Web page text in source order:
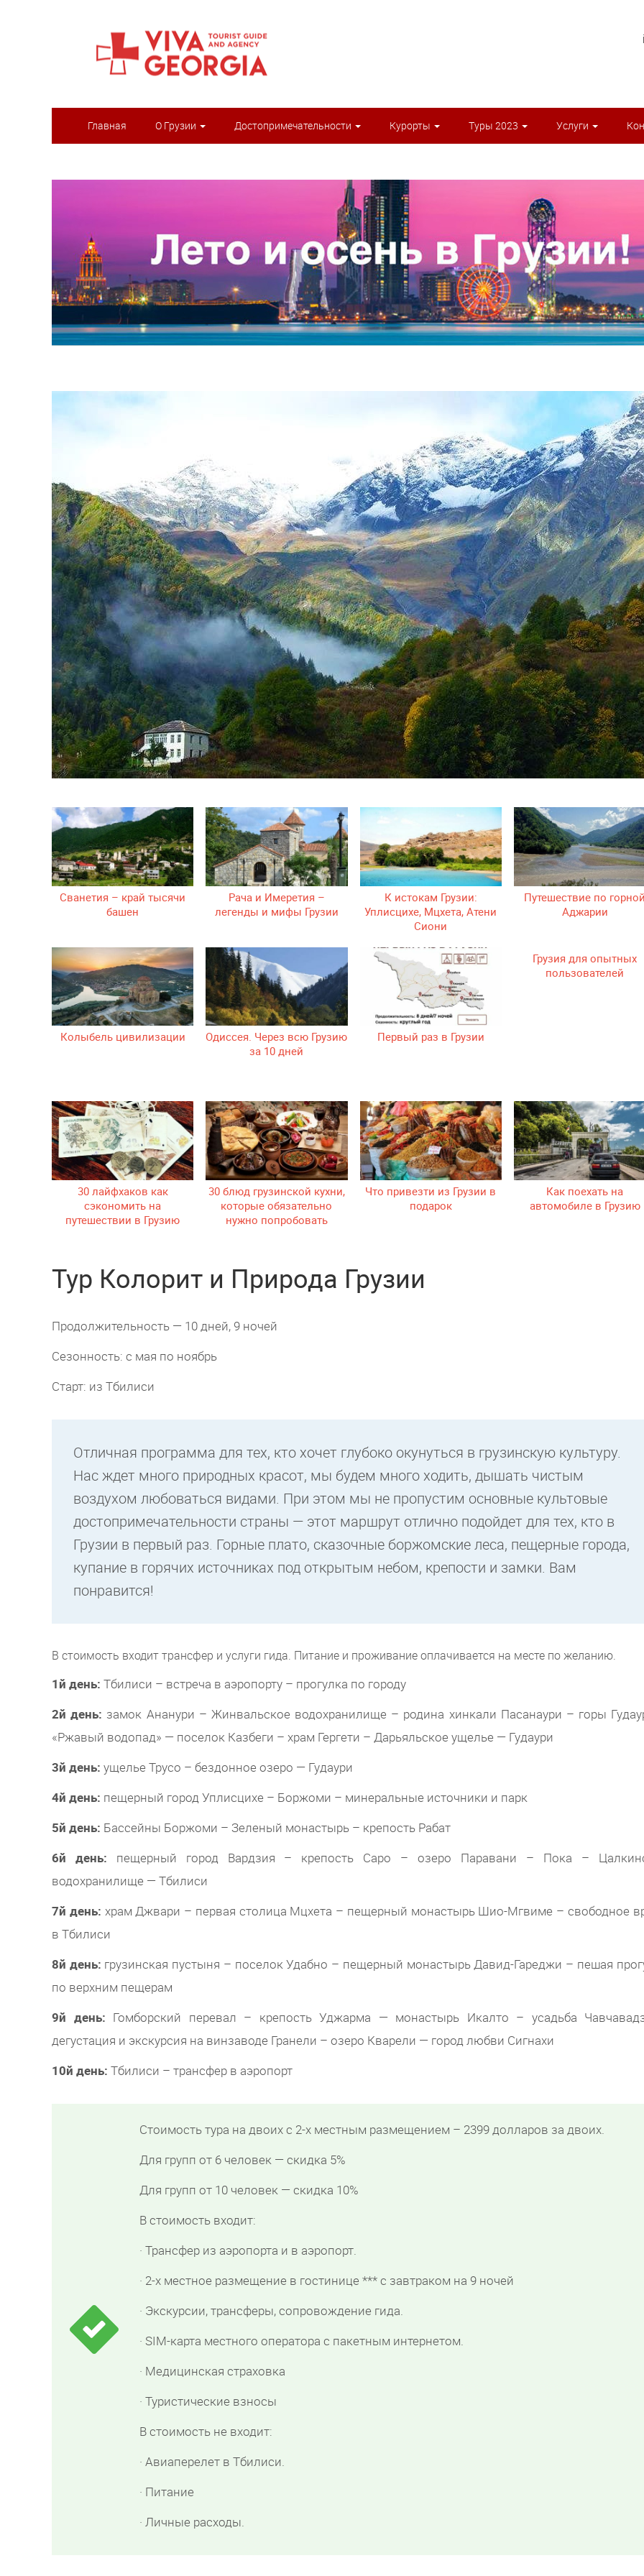
Главная О Грузии Достопримечательности Курорты Туры 2023 Услуги
Сванетия – край тысячи
башен
Рача и Имеретия –
легенды и мифы Грузии
К истокам Грузии:
Уплисцихе, Мцхета, Атени
Сиони
Путешествие по горной
Аджарии
Колыбель цивилизации
Одиссея. Через всю Грузию
за 10 дней
Первый раз в Грузии
Грузия для опытных
пользователей
30 лайфхаков как
сэкономить на
путешествии в Грузию
30 блюд грузинской кухни,
которые обязательно
нужно попробовать
Что привезти из Грузии в
подарок
Как поехать на
автомобиле в Грузию
Тур Колорит и Природа Грузии
Продолжительность — 10 дней, 9 ночей
Сезонность: с мая по ноябрь
Старт: из Тбилиси
Отличная программа для тех, кто хочет глубоко окунуться в грузинскую культуру.
Нас ждет много природных красот, мы будем много ходить, дышать чистым
воздухом любоваться видами. При этом мы не пропустим основные культовые
достопримечательности страны — этот маршрут отлично подойдет для тех, кто в
Грузии в первый раз. Горные плато, сказочные боржомские леса, пещерные города,
купание в горячих источниках под открытым небом, крепости и замки. Вам
понравится!
В стоимость входит трансфер и услуги гида. Питание и проживание оплачивается на месте по желанию.
1й день: Тбилиси – встреча в аэропорту – прогулка по городу
2й день: замок Ананури – Жинвальское водохранилище – родина хинкали Пасанаури – горы
«Ржавый водопад» — поселок Казбеги – храм Гергети – Дарьяльское ущелье — Гудаури
3й день: ущелье Трусо – бездонное озеро — Гудаури
4й день: пещерный город Уплисцихе – Боржоми – минеральные источники и парк
5й день: Бассейны Боржоми – Зеленый монастырь – крепость Рабат
6й день: пещерный город Вардзия – крепость Саро – озеро Паравани – Пока –
водохранилище — Тбилиси
7й день: храм Джвари – первая столица Мцхета – пещерный монастырь Шио-Мгвиме – свободное
в Тбилиси
8й день: грузинская пустыня – поселок Удабно – пещерный монастырь Давид-Гареджи – пешая
по верхним пещерам
9й день: Гомборский перевал – крепость Уджарма — монастырь Икалто – усадьба
дегустация и экскурсия на винзаводе Гранели – озеро Кварели — город любви Сигнахи
10й день: Тбилиси – трансфер в аэропорт
Стоимость тура на двоих с 2-х местным размещением – 2399 долларов за двоих.
Для групп от 6 человек — скидка 5%
Для групп от 10 человек — скидка 10%
В стоимость входит:
· Трансфер из аэропорта и в аэропорт.
· 2-х местное размещение в гостинице *** с завтраком на 9 ночей
· Экскурсии, трансферы, сопровождение гида.
· SIM-карта местного оператора с пакетным интернетом.
· Медицинская страховка
· Туристические взносы
В стоимость не входит:
· Авиаперелет в Тбилиси.
· Питание
· Личные расходы.